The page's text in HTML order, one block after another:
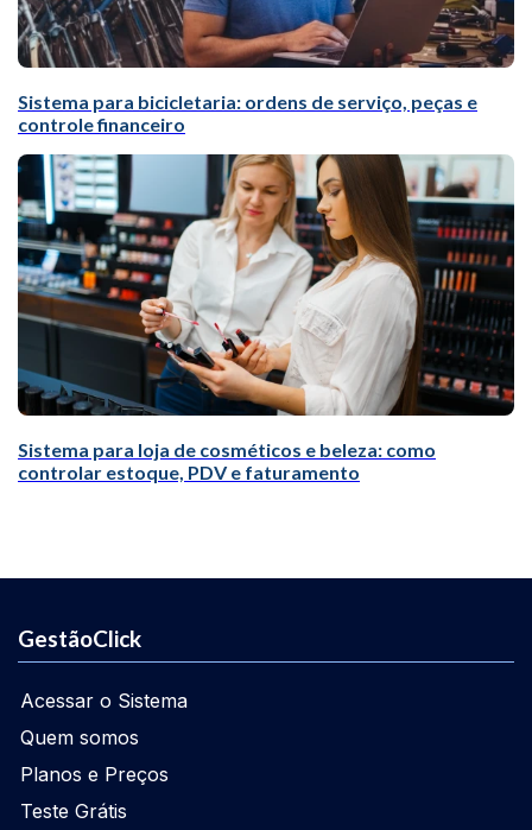
Sistema para bicicletaria: ordens de serviço, peças e
controle financeiro
Sistema para loja de cosméticos e beleza: como
controlar estoque, PDV e faturamento
GestãoClick
Acessar o Sistema
Quem somos
Planos e Preços
Teste Grátis